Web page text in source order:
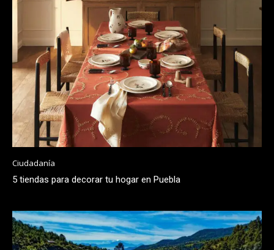
Ciudadanía
5 tiendas para decorar tu hogar en Puebla